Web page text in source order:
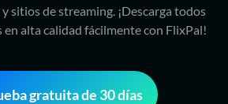
sitios de streaming. ¡Descarga todos
alta calidad fácilmente con FlixPal!
gratuita de 30 días